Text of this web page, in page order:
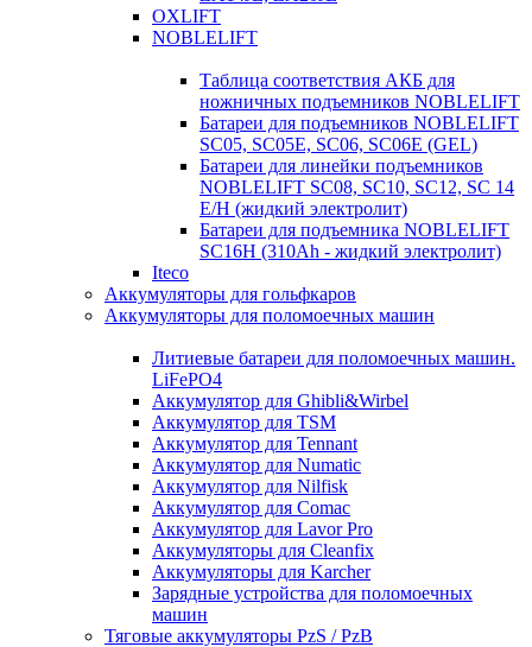
OXLIFT
NOBLELIFT
Таблица соответствия АКБ для
ножничных подъемников NOBLELIFT
Батареи для подъемников NOBLELIFT
SC05, SC05E, SC06, SC06E (GEL)
Батареи для линейки подъемников
NOBLELIFT SC08, SC10, SC12, SC 14
E/H (жидкий электролит)
Батареи для подъемника NOBLELIFT
SC16H (310Ah - жидкий электролит)
Iteco
Аккумуляторы для гольфкаров
Аккумуляторы для поломоечных машин
Литиевые батареи для поломоечных машин.
LiFePO4
Аккумулятор для Ghibli&Wirbel
Аккумулятор для TSM
Аккумулятор для Tennant
Аккумулятор для Numatic
Аккумулятор для Nilfisk
Аккумулятор для Comac
Аккумулятор для Lavor Pro
Аккумуляторы для Cleanfix
Аккумуляторы для Karcher
Зарядные устройства для поломоечных
машин
Тяговые аккумуляторы PzS / PzB